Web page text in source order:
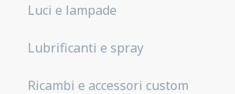
Luci e lampade
Lubrificanti e spray
Ricambi e accessori custom